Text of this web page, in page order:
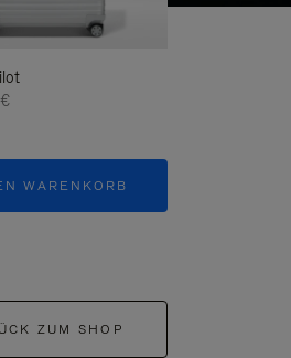
WARENKORB
ZUM SHOP